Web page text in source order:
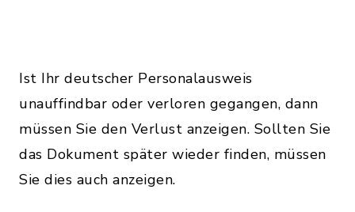
Ist Ihr deutscher Personalausweis
unauffindbar oder verloren gegangen, dann
müssen Sie den Verlust anzeigen. Sollten Sie
das Dokument später wieder finden, müssen
Sie dies auch anzeigen.